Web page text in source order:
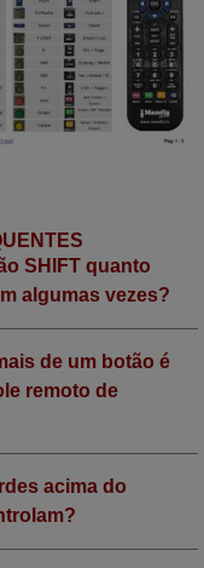
SHIFT quanto
algumas vezes?
de um botão é
remoto de
acima do